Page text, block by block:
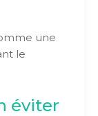
une
le
éviter